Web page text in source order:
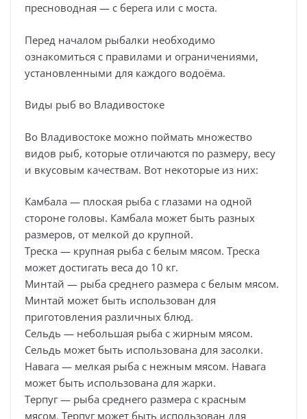
пресноводная — с берега или с моста.
Перед началом рыбалки необходимо
ознакомиться с правилами и ограничениями,
установленными для каждого водоёма.
Виды рыб во Владивостоке
Во Владивостоке можно поймать множество
видов рыб, которые отличаются по размеру, весу
и вкусовым качествам. Вот некоторые из них:
Камбала — плоская рыба с глазами на одной
стороне головы. Камбала может быть разных
размеров, от мелкой до крупной.
Треска — крупная рыба с белым мясом. Треска
может достигать веса до 10 кг.
Минтай — рыба среднего размера с белым мясом.
Минтай может быть использован для
приготовления различных блюд.
Сельдь — небольшая рыба с жирным мясом.
Сельдь может быть использована для засолки.
Навага — мелкая рыба с нежным мясом. Навага
может быть использована для жарки.
Терпуг — рыба среднего размера с красным
мясом. Терпуг может быть использован для